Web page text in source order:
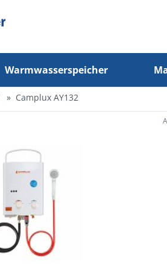
Warmwasserspeicher
Camplux AY132